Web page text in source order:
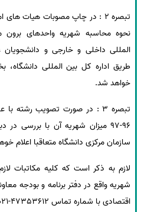
تبصره 2 : در چاپ مصوبات هیات
نحوه محاسبه شهریه واحدهای برون
المللی داخلی و خارجی و دانشجویان
طریق اداره کل بین المللی دانشگاه،
خواهد شد.
تبصره 3 : در صورت تصویب رشته
96-97 میزان شهریه آن با بررسی
سازمان مرکزی دانشگاه متعاقبا اعلام
لازم به ذکر است که کلیه مکاتبات
شهریه واقع در دفتر برنامه و بودجه
اقتصادی با شماره تماس 47353612-021 صورت پذیرد.